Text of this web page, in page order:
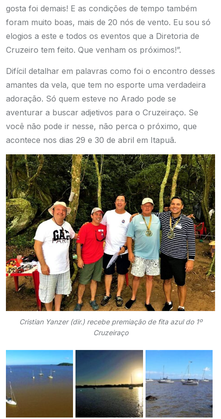
gosta foi demais! E as condições de tempo também
foram muito boas, mais de 20 nós de vento. Eu sou só
elogios a este e todos os eventos que a Diretoria de
Cruzeiro tem feito. Que venham os próximos!”.
Difícil detalhar em palavras como foi o encontro desses
amantes da vela, que tem no esporte uma verdadeira
adoração. Só quem esteve no Arado pode se
aventurar a buscar adjetivos para o Cruzeiraço. Se
você não pode ir nesse, não perca o próximo, que
acontece nos dias 29 e 30 de abril em Itapuã.
Cristian Yanzer (dir.) recebe premiação de fita azul do 1º
Cruzeiraço